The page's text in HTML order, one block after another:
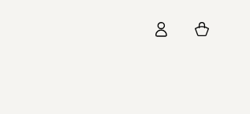
sesión
Carrito